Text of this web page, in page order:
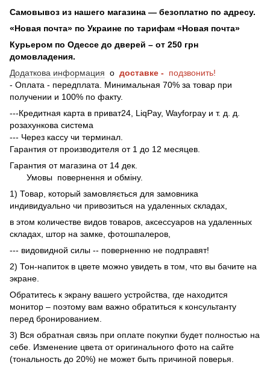
Самовывоз из нашего магазина — безоплатно по адресу.
«Новая почта» по Украине по тарифам «Новая почта»
Курьером по Одессе до дверей – от 250 грн
домовладения.
Додаткова информация о доставке - подзвонить!
- Оплата - передплата. Минимальная 70% за товар при
получении и 100% по факту.
---Кредитная карта в приват24, LiqPay, Wayforpay и т. д. д.
розахункова система
--- Через кассу чи терминал.
Гарантия от производителя от 1 до 12 месяцев.
Гарантия от магазина от 14 дек.
Умовы повернення и обміну.
1) Товар, который замовляється для замовника
индивидуально чи привозиться на удаленных складах,
в этом количестве видов товаров, аксессуаров на удаленных
складах, штор на замке, фотошпалеров,
--- видовидной силы -- поверненню не подправят!
2) Тон-напиток в цвете можно увидеть в том, что вы бачите на
экране.
Обратитесь к экрану вашего устройства, где находится
монитор – поэтому вам важно обратиться к консультанту
перед бронированием.
3) Вся обратная связь при оплате покупки будет полностью на
себе. Изменение цвета от оригинального фото на сайте
(тональность до 20%) не может быть причиной поверья.